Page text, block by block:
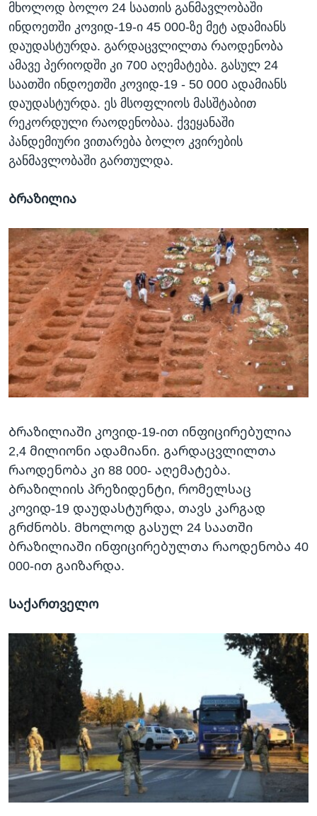
მხოლოდ ბოლო 24 საათის განმავლობაში
ინდოეთში კოვიდ-19-ი 45 000-ზე მეტ ადამიანს
დაუდასტურდა. გარდაცვლილთა რაოდენობა
ამავე პერიოდში კი 700 აღემატება. გასულ 24
საათში ინდოეთში კოვიდ-19 - 50 000 ადამიანს
დაუდასტურდა. ეს მსოფლიოს მასშტაბით
რეკორდული რაოდენობაა. ქვეყანაში
პანდემიური ვითარება ბოლო კვირების
განმავლობაში გართულდა.
Ბრაზილია
Ბრაზილიაში კოვიდ-19-ით ინფიცირებულია
2,4 მილიონი ადამიანი. გარდაცვლილთა
რაოდენობა კი 88 000- აღემატება.
Ბრაზილიის პრეზიდენტი, რომელსაც
კოვიდ-19 დაუდასტურდა, თავს კარგად
გრძნობს. Მხოლოდ გასულ 24 საათში
ბრაზილიაში ინფიცირებულთა რაოდენობა 40
000-ით გაიზარდა.
Საქართველო